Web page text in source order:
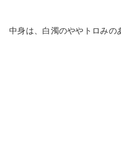
中身は、白濁のややトロみ